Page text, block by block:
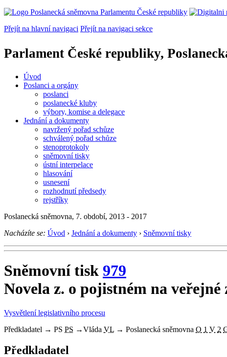
Přejít na hlavní navigaci Přejít na navigaci sekce
Parlament České republiky,
Úvod
Poslanci a orgány
poslanci
poslanecké kluby
výbory, komise a delegace
Jednání a dokumenty
navržený pořad schůze
schválený pořad schůze
stenoprotokoly
sněmovní tisky
ústní interpelace
hlasování
usnesení
rozhodnutí předsedy
rejstříky
Poslanecká sněmovna, 7. období, 2013 - 2017
Nacházíte se: Úvod › Jednání a dokumenty › Sněmovní tisky
Sněmovní tisk 979
Novela z. o pojistném na
Vysvětlení legislativního procesu
Předkladatel → PS PS →Vláda VL → Poslanecká sněmovna O 1 V 2
Předkladatel